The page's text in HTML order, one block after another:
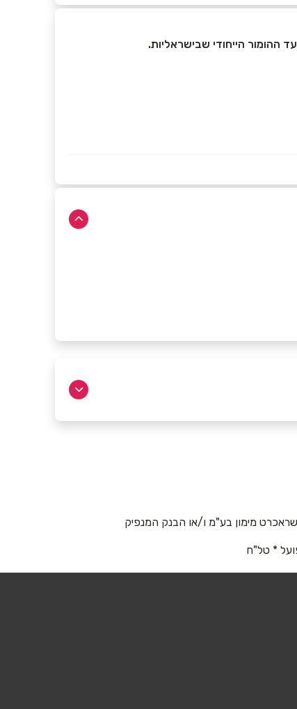
ההומור הייחודי שבישראליות.
מימון בע"מ ו/או הבנק המנפיק
* טל"ח